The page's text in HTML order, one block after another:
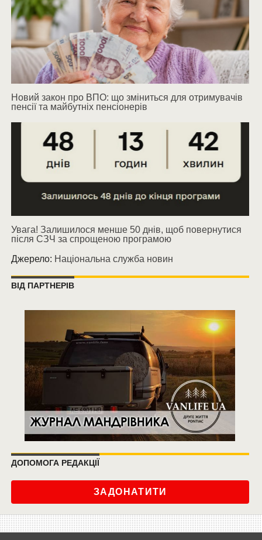
Новий закон про ВПО: що зміниться для отримувачів
пенсії та майбутніх пенсіонерів
Увага! Залишилося менше 50 днів, щоб повернутися
після СЗЧ за спрощеною програмою
Джерело: Національна служба новин
ВІД ПАРТНЕРІВ
ДОПОМОГА РЕДАКЦІЇ
ЗАДОНАТИТИ